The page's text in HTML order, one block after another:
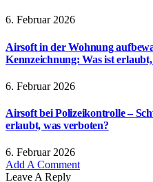
6. Februar 2026
Airsoft in der Wohnung
Kennzeichnung: Was ist
6. Februar 2026
Airsoft bei Polizeikontrolle –
erlaubt, was verboten?
6. Februar 2026
Add A Comment
Leave A Reply